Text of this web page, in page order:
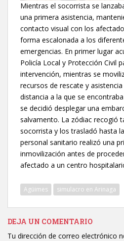
Mientras el socorrista se
una primera asistencia,
contacto visual con los
forma escalonada a los
emergencias. En primer lugar
Policía Local y Protección Civil
intervención, mientras se
recursos de rescate y
distancia a la que se
se decidió desplegar una
salvamento. La zódiac recogió
socorrista y los trasladó hasta
personal sanitario realizó una
inmovilización antes de
afectado a un centro
Agüimes simulacro en Arinaga
DEJA UN COMENTARIO
Tu dirección de correo electrónico